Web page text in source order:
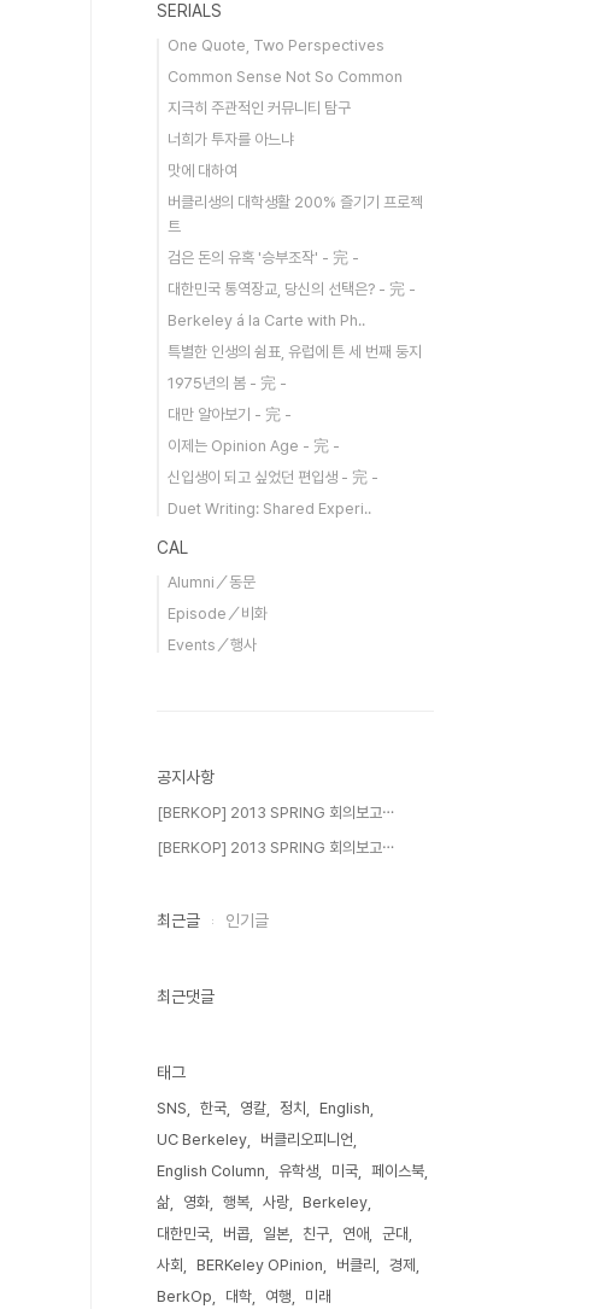
SERIALS
One Quote, Two Perspectives
Common Sense Not So Common
지극히 주관적인 커뮤니티 탐구
너희가 투자를 아느냐
맛에 대하여
버클리생의 대학생활 200% 즐기기 프로젝
트
검은 돈의 유혹 '승부조작' - 完 -
대한민국 통역장교, 당신의 선택은? - 完 -
Berkeley á la Carte with Ph..
특별한 인생의 쉼표, 유럽에 튼 세 번째 둥지
1975년의 봄 - 完 -
대만 알아보기 - 完 -
이제는 Opinion Age - 完 -
신입생이 되고 싶었던 편입생 - 完 -
Duet Writing: Shared Experi..
CAL
Alumni／동문
Episode／비화
Events／행사
공지사항
[BERKOP] 2013 SPRING 회의보고⋯
[BERKOP] 2013 SPRING 회의보고⋯
최근글 인기글
최근댓글
태그
SNS 한국 영칼 정치
English
UC Berkeley
버클리오피니언
English Column
유학생 미국
페이스북
삶
영화 행복 사랑
Berkeley
대한민국
버콥 일본 친구 연애
군대
사회
BERKeley OPinion 버클리
경제
BerkOp
대학 여행 미래